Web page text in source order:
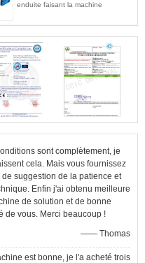
enduite faisant la machine
sont complètement, je
cela. Mais vous fournissez
de suggestion de la patience et
Enfin j'ai obtenu meilleure
de solution et de bonne
de vous. Merci beaucoup !
—— Thomas
est bonne, je l'a acheté trois